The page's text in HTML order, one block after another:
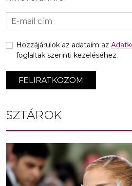
FELIRATKOZOM
Hozzájárulok az adataim az
foglaltak szerinti kezeléséhez.
SZTÁROK